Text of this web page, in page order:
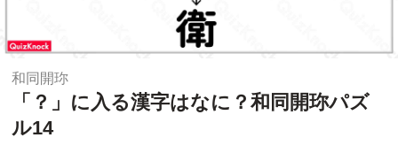
和同開珎
「？」に入る漢字はなに？和同開珎パズ
ル14